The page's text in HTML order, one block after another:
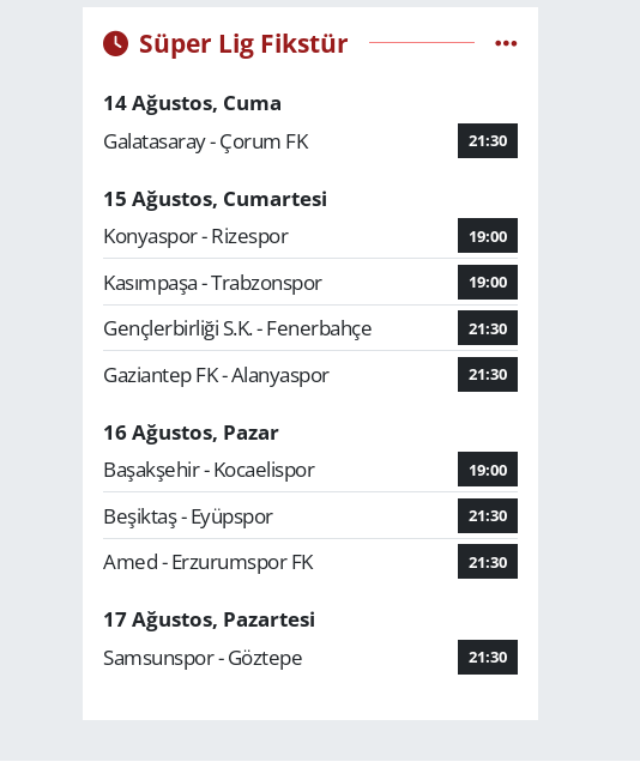
Süper Lig Fikstür
14 Ağustos, Cuma
Galatasaray - Çorum FK
21:30
15 Ağustos, Cumartesi
Konyaspor - Rizespor
19:00
Kasımpaşa - Trabzonspor 19:00
Gençlerbirliği S.K. - Fenerbahçe 21:30
Gaziantep FK - Alanyaspor 21:30
16 Ağustos, Pazar
Başakşehir - Kocaelispor
19:00
Beşiktaş - Eyüpspor 21:30
Amed - Erzurumspor FK 21:30
17 Ağustos, Pazartesi
Samsunspor - Göztepe
21:30